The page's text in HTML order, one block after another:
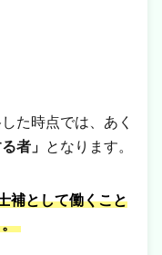
た時点では、あく
者」 となります。
補として働くこと